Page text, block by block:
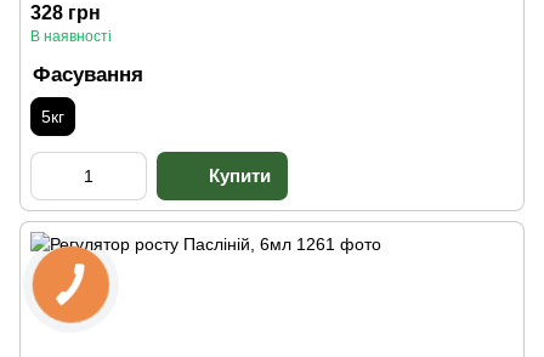
328 грн
В наявності
Фасування
5кг